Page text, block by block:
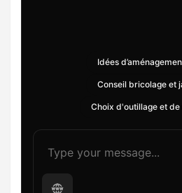
Idées
Conseil bricolage et
Choix d'outillage et